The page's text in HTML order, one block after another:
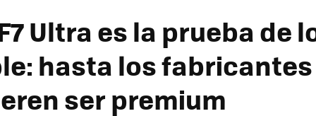
Ultra es la prueba de
hasta los
ser premium